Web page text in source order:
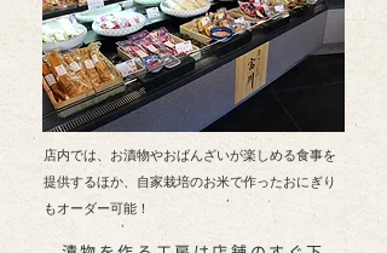
店内では、お漬物やおばんざいが楽しめる食事を
提供するほか、自家栽培のお米で作ったおにぎり
もオーダー可能！